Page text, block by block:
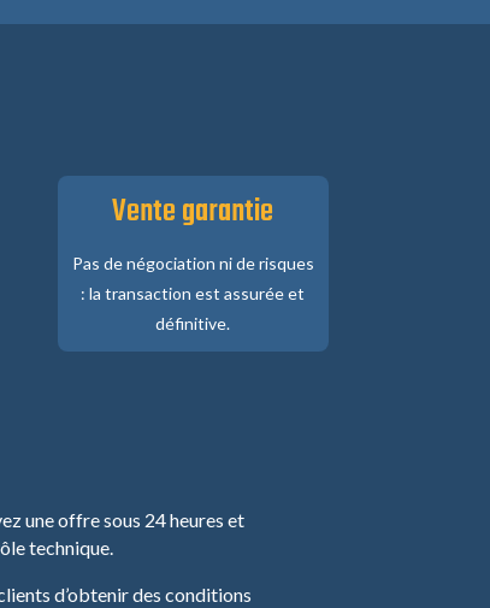
Vente garantie
Pas de négociation ni de risques
: la transaction est assurée et
définitive.
une offre sous 24 heures et
technique.
d’obtenir des conditions